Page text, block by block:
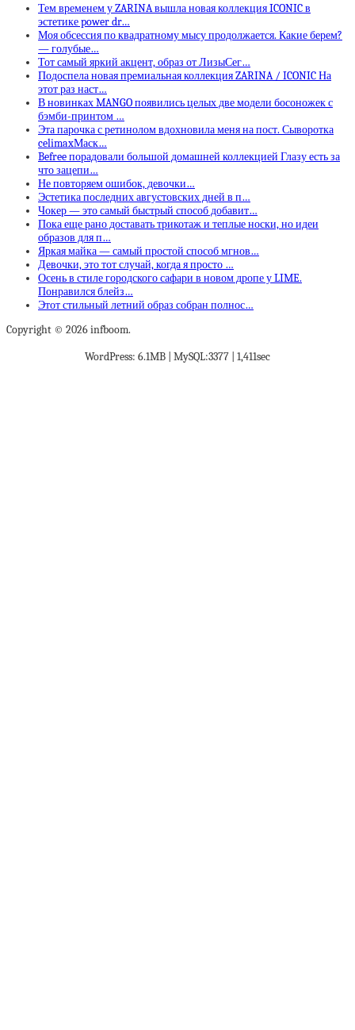
Тем временем у ZARINA вышла новая коллекция ICONIC в
эстетике power dr…
Моя обсессия по квадратному мысу продолжается. Какие берем?
— голубые…
Тот самый яркий акцент, образ от ЛизыСег…
Подоспела новая премиальная коллекция ZARINA / ICONIC На
этот раз наст…
В новинках MANGO появились целых две модели босоножек с
бэмби-принтом …
Эта парочка с ретинолом вдохновила меня на пост. Сыворотка
celimaxМаск…
Befree порадовали большой домашней коллекцией Глазу есть за
что зацепи…
Не повторяем ошибок, девочки…
Эстетика последних августовских дней в п…
Чокер — это самый быстрый способ добавит…
Пока еще рано доставать трикотаж и теплые носки, но идеи
образов для п…
Яркая майка — самый простой способ мгнов…
Девочки, это тот случай, когда я просто …
Осень в стиле городского сафари в новом дропе у LIME.
Понравился блейз…
Этот стильный летний образ собран полнос…
Copyright © 2026 infboom.
WordPress: 6.1MB | MySQL:3377 | 1,411sec